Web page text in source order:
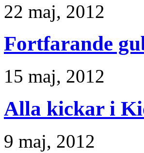
22 maj, 2012
Fortfarande
15 maj, 2012
Alla kickar i
9 maj, 2012